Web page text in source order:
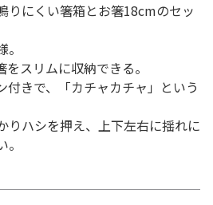
りにくい箸箱とお箸18cmのセッ
スリムに収納できる。
付きで、「カチャカチャ」という
りハシを押え、上下左右に揺れに